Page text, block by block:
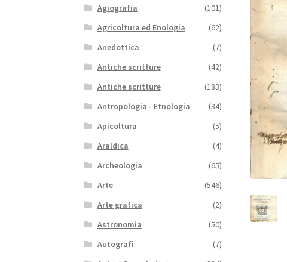
Agiografia
(101)
Agricoltura ed Enologia
(62)
Anedottica
(7)
Antiche scritture
(42)
Antiche scritture
(183)
Antropologia - Etnologia
(34)
Apicoltura
(5)
Araldica
(4)
Archeologia
(65)
Arte
(546)
Arte grafica
(2)
Astronomia
(50)
Autografi
(7)